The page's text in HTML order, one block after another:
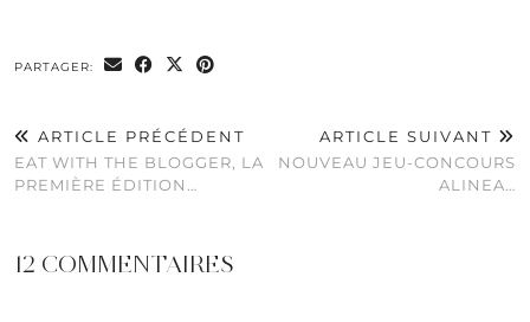
PARTAGER:
ARTICLE PRÉCÉDENT
EAT WITH THE BLOGGER, LA
PREMIÈRE ÉDITION…
ARTICLE SUIVANT
NOUVEAU JEU-CONCOURS
ALINEA…
12 COMMENTAIRES